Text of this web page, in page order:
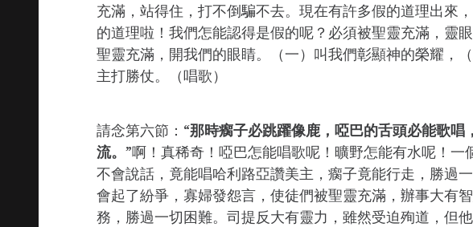
充滿，站得住，打不倒騙不去。現在有許多假的道理出來
的道理啦！我們怎能認得是假的呢？必須被聖靈充滿，靈
聖靈充滿，開我們的眼睛。（一）叫我們彰顯神的榮耀，
主打勝仗。（唱歌）
請念第六節：“那時瘸子必跳躍像鹿，啞巴的舌頭必能歌
流。 ”啊！真稀奇！啞巴怎能唱歌呢！曠野怎能有水呢！
不會說話，竟能唱哈利路亞讚美主，瘸子竟能行走，勝過
會起了紛爭，寡婦發怨言，使徒們被聖靈充滿，辦事大有
務，勝過一切困難。司提反大有靈力，雖然受迫殉道，但